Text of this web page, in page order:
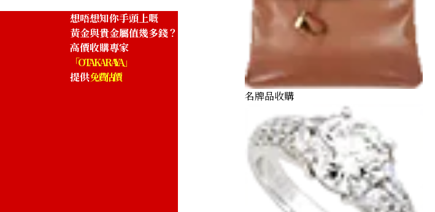
想唔想知你手頭上嘅
黃金與貴金屬值幾多錢？
高價收購專家
「OTAKARAYA」
提供免費估價
名牌品收購